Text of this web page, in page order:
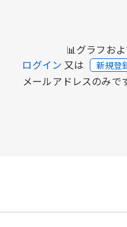
📊グラフお
ログイン 又は 新規登
メールアドレスのみで